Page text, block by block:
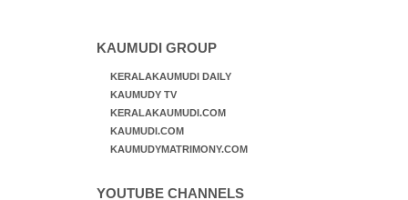
KAUMUDI GROUP
KERALAKAUMUDI DAILY
KAUMUDY TV
KERALAKAUMUDI.COM
KAUMUDI.COM
KAUMUDYMATRIMONY.COM
YOUTUBE CHANNELS